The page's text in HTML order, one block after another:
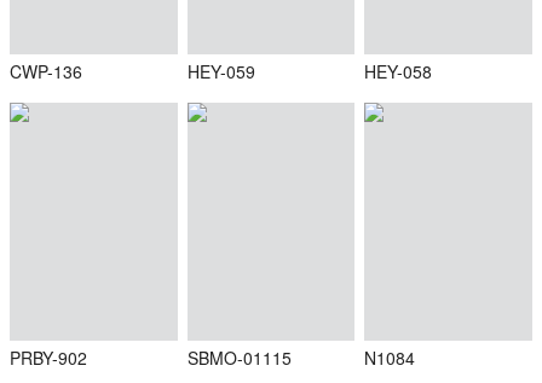
CWP-136 HEY-059 HEY-058
PRBY-902 SBMO-01115 N1084